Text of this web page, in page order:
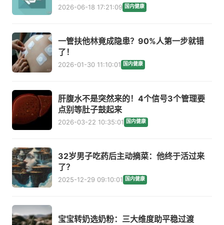
2026-06-18 17:21:09 国内健康
一管扶他林竟成隐患？90%人第一步就错
了！
2026-01-30 11:10:01 国内健康
肝腹水不是突然来的！4个信号3个管理要
点别等肚子鼓起来
2026-03-22 10:35:01 国内健康
32岁男子吃药后主动摘菜：他终于活过来
了？
2025-12-29 09:10:01 国内健康
宝宝转奶选奶粉：三大维度助平稳过渡